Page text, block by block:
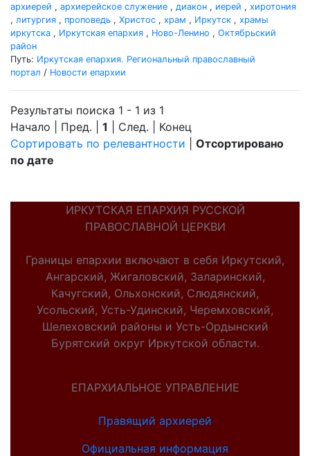
архиерей , архиерейское служение , диакон , иерей , хиротония
, литургия , проповедь , Христос , храм , Иркутск , храмы
иркутска , Иркутская епархия , Ново-Ленино , Октябрьский
район
Путь: Иркутская епархия. Региональный православный
портал / Новости епархии
Результаты поиска 1 - 1 из 1
Начало | Пред. | 1 | След. | Конец
Сортировать по релевантности
Отсортировано
по дате
ИРКУТСКАЯ ЕПАРХИЯ РУССКОЙ
ПРАВОСЛАВНОЙ ЦЕРКВИ
Границы епархии включают в себя Иркутский,
Ангарский, Жигаловский, Заларинский,
Качугский, Ольхонский, Слюдянский,
Усольский, Усть-Удинский, Черемховский,
Шелеховский районы и Усть-Ордынский
Бурятский округ Иркутской области.
ЕПАРХИАЛЬНОЕ УПРАВЛЕНИЕ
Правящий архиерей
Официальная информация